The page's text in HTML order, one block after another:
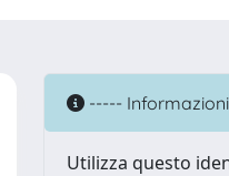
-----
Utilizza questo